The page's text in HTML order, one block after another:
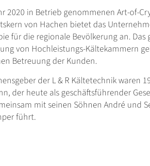
2020 in Betrieb genommenen Art-of-
von Hachen bietet das
für die regionale Bevölkerung an.
von Hochleistungs-Kältekammern
Betreuung der Kunden.
der L & R Kältetechnik waren
der heute als geschäftsführender
mit seinen Söhnen André und
führt.